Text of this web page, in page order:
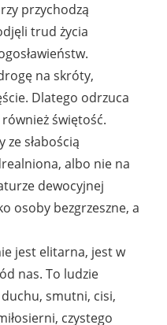
przychodzą
trud życia
na skróty,
Dlatego odrzuca
również świętość.
ze słabością
albo nie na
dewocyjnej
osoby bezgrzeszne, a
jest elitarna, jest w
nas. To ludzie
duchu, smutni, cisi,
czystego